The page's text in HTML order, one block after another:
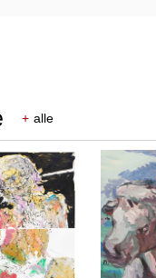
+ alle